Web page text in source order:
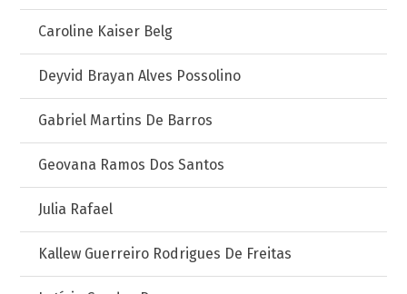
Caroline Kaiser Belg
Deyvid Brayan Alves Possolino
Gabriel Martins De Barros
Geovana Ramos Dos Santos
Julia Rafael
Kallew Guerreiro Rodrigues De Freitas